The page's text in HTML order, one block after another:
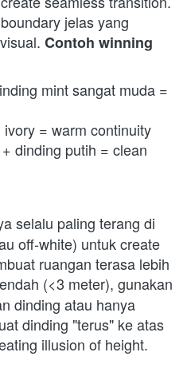
jelas yang
Contoh winning
mint sangat muda =
= warm continuity
dinding putih = clean
selalu paling terang di
off-white) untuk create
ruangan terasa lebih
(<3 meter), gunakan
dinding atau hanya
dinding "terus" ke atas
illusion of height.